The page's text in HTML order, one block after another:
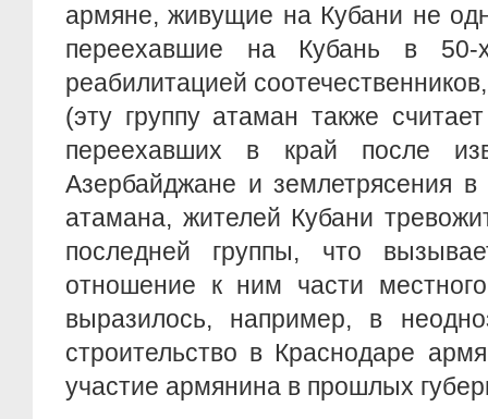
армяне, живущие на Кубани не
переехавшие на Кубань в
реабилитацией
(эту группу атаман также
переехавших в край после
Азербайджане и землетрясения
атамана, жителей Кубани
последней группы, что
отношение к ним части
выразилось, например, в
строительство в Краснодаре
участие армянина в прошлых